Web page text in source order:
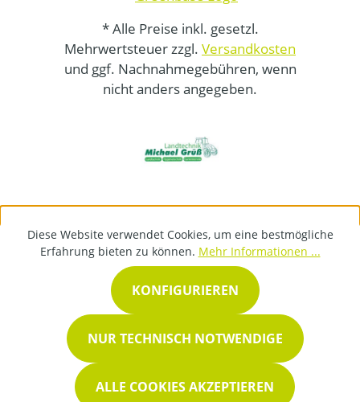
* Alle Preise inkl. gesetzl.
Mehrwertsteuer zzgl. Versandkosten
und ggf. Nachnahmegebühren, wenn
nicht anders angegeben.
Diese Website verwendet Cookies, um eine bestmögliche
Erfahrung bieten zu können. Mehr Informationen ...
NUR TECHNISCH NOTWENDIGE
KONFIGURIEREN
ALLE COOKIES AKZEPTIEREN